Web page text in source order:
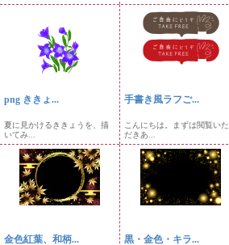
png ききょ...
夏に見かけるききょうを、描
いてみ...
手書き風ラフご...
こんにちは。まずは閲覧いた
だきあ...
金色紅葉、和柄... 黒・金色・キラ...